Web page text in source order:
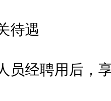
遇
经聘用后，享